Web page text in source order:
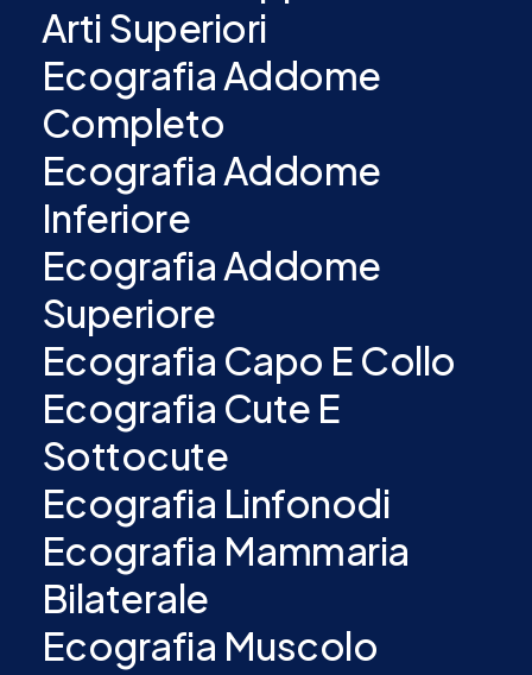
Arti Superiori
Ecografia Addome
Completo
Ecografia Addome
Inferiore
Ecografia Addome
Superiore
Ecografia Capo E Collo
Ecografia Cute E
Sottocute
Ecografia Linfonodi
Ecografia Mammaria
Bilaterale
Ecografia Muscolo